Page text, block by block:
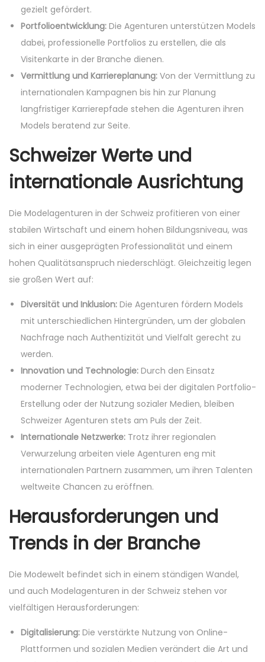
gezielt gefördert.
Portfolioentwicklung: Die Agenturen unterstützen Models
dabei, professionelle Portfolios zu erstellen, die als
Visitenkarte in der Branche dienen.
Vermittlung und Karriereplanung: Von der Vermittlung zu
internationalen Kampagnen bis hin zur Planung
langfristiger Karrierepfade stehen die Agenturen ihren
Models beratend zur Seite.
Schweizer Werte und
internationale Ausrichtung
Die Modelagenturen in der Schweiz profitieren von einer
stabilen Wirtschaft und einem hohen Bildungsniveau, was
sich in einer ausgeprägten Professionalität und einem
hohen Qualitätsanspruch niederschlägt. Gleichzeitig legen
sie großen Wert auf:
Diversität und Inklusion: Die Agenturen fördern Models
mit unterschiedlichen Hintergründen, um der globalen
Nachfrage nach Authentizität und Vielfalt gerecht zu
werden.
Innovation und Technologie: Durch den Einsatz
moderner Technologien, etwa bei der digitalen Portfolio-
Erstellung oder der Nutzung sozialer Medien, bleiben
Schweizer Agenturen stets am Puls der Zeit.
Internationale Netzwerke: Trotz ihrer regionalen
Verwurzelung arbeiten viele Agenturen eng mit
internationalen Partnern zusammen, um ihren Talenten
weltweite Chancen zu eröffnen.
Herausforderungen und
Trends in der Branche
Die Modewelt befindet sich in einem ständigen Wandel,
und auch Modelagenturen in der Schweiz stehen vor
vielfältigen Herausforderungen:
Digitalisierung: Die verstärkte Nutzung von Online-
Plattformen und sozialen Medien verändert die Art und